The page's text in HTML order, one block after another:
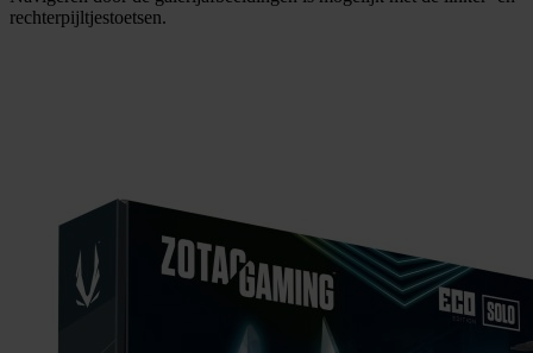
rechterpijltjestoetsen.